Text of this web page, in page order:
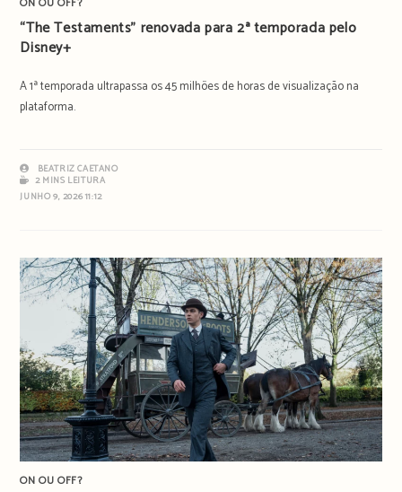
“The Testaments” renovada para 2ª temporada pelo
Disney+
A 1ª temporada ultrapassa os 45 milhões de horas de visualização na
plataforma.
BEATRIZ CAETANO
2 MINS LEITURA
JUNHO 9, 2026 11:12
ON OU OFF?